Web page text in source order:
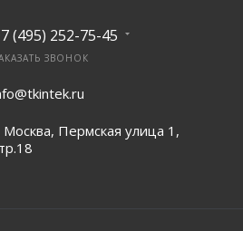
(495) 252-75-45
ЗВОНОК
Москва, Пермская улица 1,